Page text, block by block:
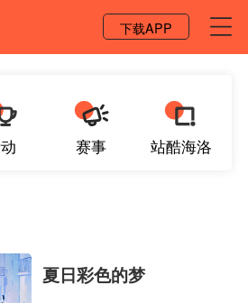
下载APP
赛事 站酷海洛
夏日彩色的梦